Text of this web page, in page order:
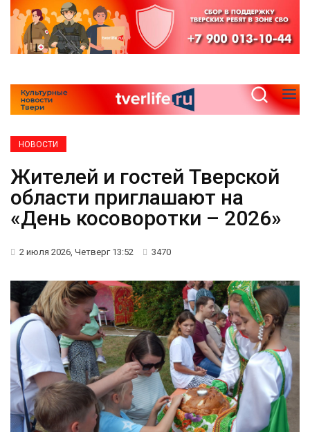
НОВОСТИ
Жителей и гостей Тверской
области приглашают на
«День косоворотки – 2026»
2 июля 2026, Четверг 13:52 3470